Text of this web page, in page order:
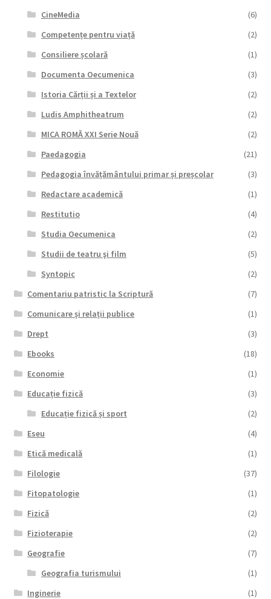
CineMedia
(6)
Competențe pentru viață
(2)
Consiliere școlară
(1)
Documenta Oecumenica
(3)
Istoria Cărții și a Textelor
(2)
Ludis Amphitheatrum
(2)
MICA ROMĂ XXI Serie Nouă
(2)
Paedagogia
(21)
Pedagogia învățământului primar și preșcolar
(3)
Redactare academică
(1)
Restitutio
(4)
Studia Oecumenica
(2)
Studii de teatru şi film
(5)
Syntopic
(2)
Comentariu patristic la Scriptură
(7)
Comunicare și relații publice
(1)
Drept
(3)
Ebooks
(18)
Economie
(1)
Educație fizică
(3)
Educație fizică și sport
(2)
Eseu
(4)
Etică medicală
(1)
Filologie
(37)
Fitopatologie
(1)
Fizică
(2)
Fizioterapie
(2)
Geografie
(7)
Geografia turismului
(1)
Inginerie
(1)